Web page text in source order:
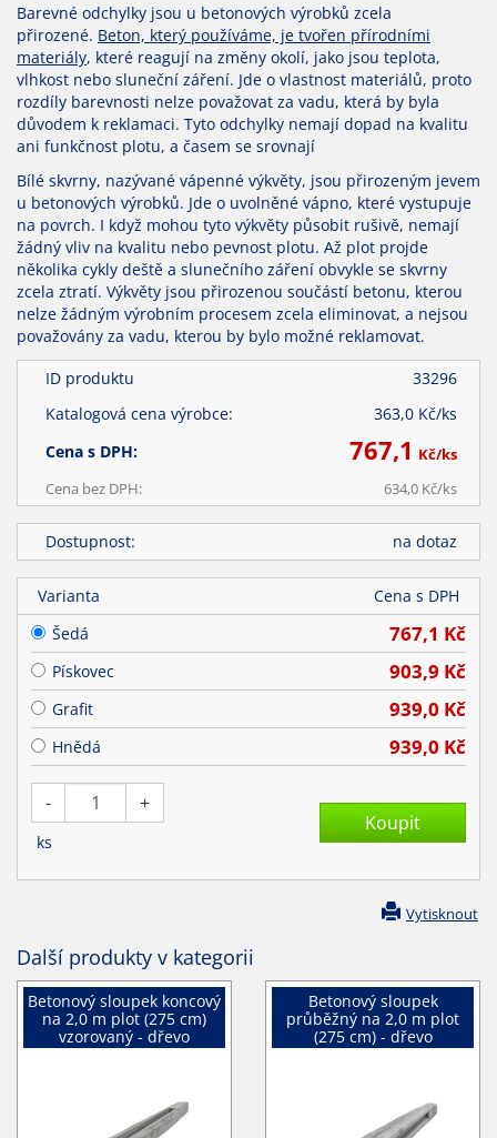
Barevné odchylky jsou u betonových výrobků zcela
přirozené. Beton, který používáme, je tvořen přírodními
materiály, které reagují na změny okolí, jako jsou teplota,
vlhkost nebo sluneční záření. Jde o vlastnost materiálů, proto
rozdíly barevnosti nelze považovat za vadu, která by byla
důvodem k reklamaci. Tyto odchylky nemají dopad na kvalitu
ani funkčnost plotu, a časem se srovnají
Bílé skvrny, nazývané vápenné výkvěty, jsou přirozeným jevem
u betonových výrobků. Jde o uvolněné vápno, které vystupuje
na povrch. I když mohou tyto výkvěty působit rušivě, nemají
žádný vliv na kvalitu nebo pevnost plotu. Až plot projde
několika cykly deště a slunečního záření obvykle se skvrny
zcela ztratí. Výkvěty jsou přirozenou součástí betonu, kterou
nelze žádným výrobním procesem zcela eliminovat, a nejsou
považovány za vadu, kterou by bylo možné reklamovat.
ID produktu
33296
Katalogová cena výrobce:
363,0 Kč/ks
Cena s DPH:
767,1 Kč/ks
Cena bez DPH: 634,0 Kč/ks
Dostupnost: na dotaz
Varianta
Cena s DPH
Šedá
767,1 Kč
Pískovec 903,9 Kč
Grafit 939,0 Kč
Hnědá 939,0 Kč
- +
ks
Vytisknout
Další produkty v kategorii
Betonový sloupek koncový
na 2,0 m plot (275 cm)
vzorovaný - dřevo
Betonový sloupek
průběžný na 2,0 m plot
(275 cm) - dřevo